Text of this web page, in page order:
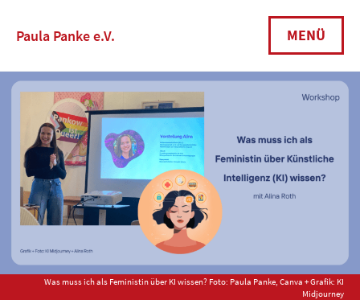
Paula Panke e.V. MENÜ
Was muss ich als Feministin über KI wissen? Foto: Paula Panke, Canva + Grafik: KI
Midjourney